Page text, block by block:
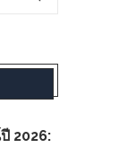
2026: